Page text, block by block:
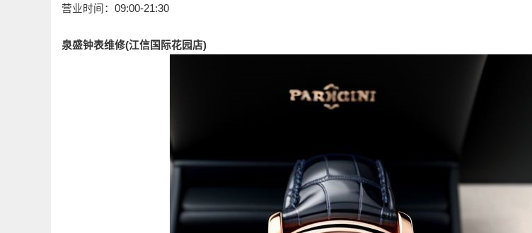
营业时间：09:00-21:30
泉盛钟表维修(江信国际花园店)